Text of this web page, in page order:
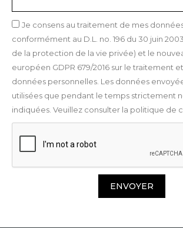
Je consens au traitement de mes
conformément au D.L. no. 196 du 30 juin
de la protection de la vie privée) et le
européen GDPR 679/2016 sur le traitement
données personnelles. Les données
utilisées que pendant le temps strictement
indiquées. Veuillez consulter la politique de
ENVOYER